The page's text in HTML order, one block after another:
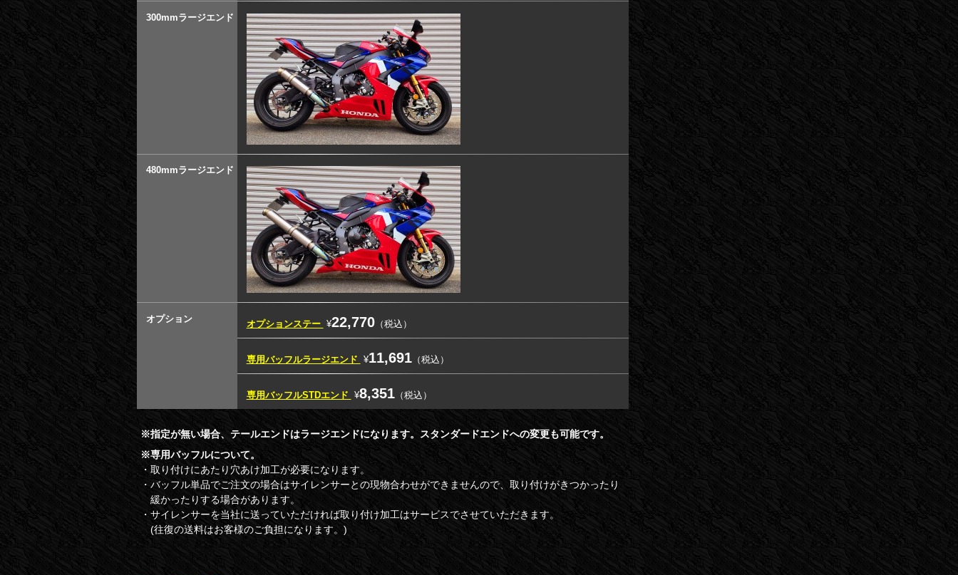
300mmラージエンド
480mmラージエンド
オプション オプションステー ¥22,770（税込）
専用バッフルラージエンド ¥11,691（税込）
専用バッフルSTDエンド ¥8,351（税込）
※指定が無い場合、テールエンドはラージエンドになります。スタンダードエンドへの変更も可能です。
※専用バッフルについて。
・取り付けにあたり穴あけ加工が必要になります。
・バッフル単品でご注文の場合はサイレンサーとの現物合わせができませんので、取り付けがきつかったり
緩かったりする場合があります。
・サイレンサーを当社に送っていただければ取り付け加工はサービスでさせていただきます。
(往復の送料はお客様のご負担になります。)